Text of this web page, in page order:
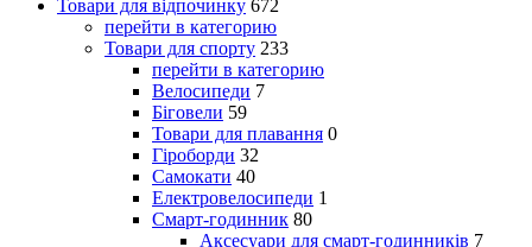
Товари для відпочинку 672
перейти в категорию
Товари для спорту 233
перейти в категорию
Велосипеди 7
Біговели 59
Товари для плавання 0
Гіроборди 32
Самокати 40
Електровелосипеди 1
Смарт-годинник 80
Аксесуари для смарт-годинників 7